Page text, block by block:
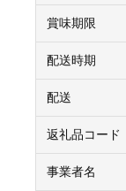
賞味期限
配送時期
配送
返礼品コード
事業者名